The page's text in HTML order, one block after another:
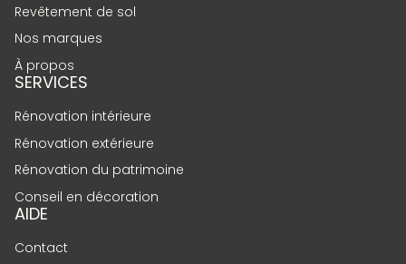
Revêtement de sol
Nos marques
À propos
SERVICES
Rénovation intérieure
Rénovation extérieure
Rénovation du patrimoine
Conseil en décoration
AIDE
Contact